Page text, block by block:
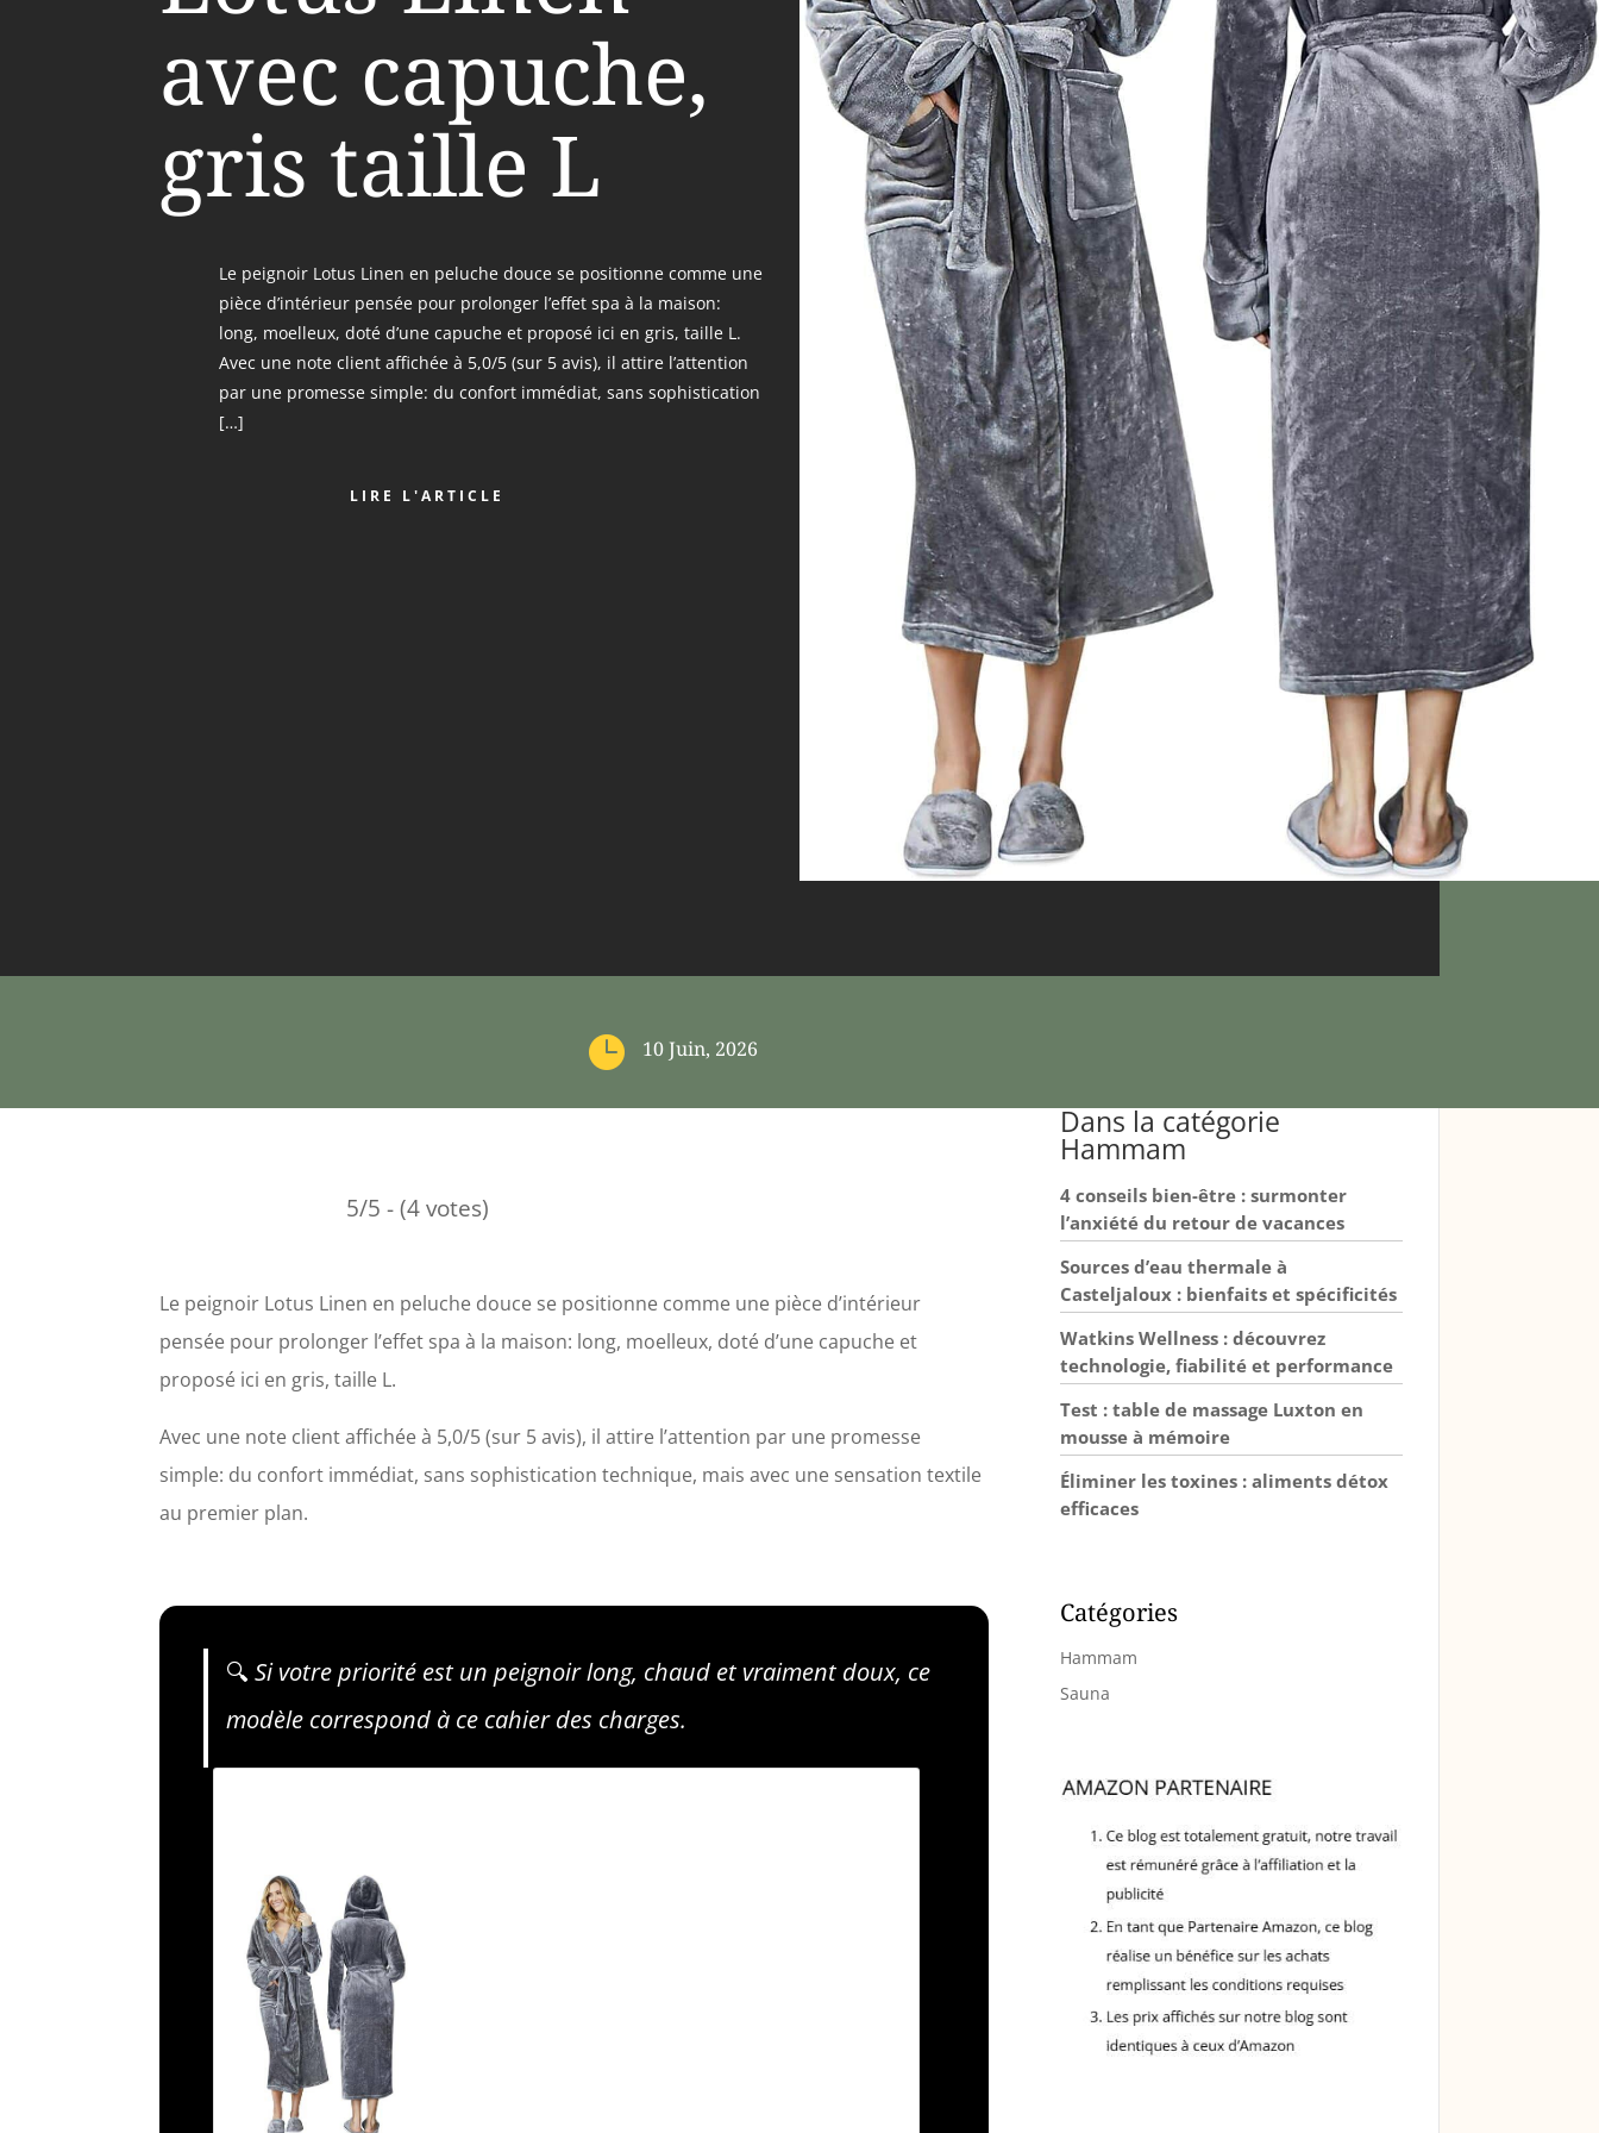
avec capuche,
gris taille L
Le peignoir Lotus Linen en peluche douce se positionne comme une
pièce d’intérieur pensée pour prolonger l’effet spa à la maison:
long, moelleux, doté d’une capuche et proposé ici en gris, taille L.
Avec une note client affichée à 5,0/5 (sur 5 avis), il attire l’attention
par une promesse simple: du confort immédiat, sans sophistication
[…]
LIRE L'ARTICLE
 10 Juin, 2026
5/5 - (4 votes)
Le peignoir Lotus Linen en peluche douce se positionne comme une pièce d’intérieur
pensée pour prolonger l’effet spa à la maison: long, moelleux, doté d’une capuche et
proposé ici en gris, taille L.
Avec une note client affichée à 5,0/5 (sur 5 avis), il attire l’attention par une promesse
simple: du confort immédiat, sans sophistication technique, mais avec une sensation textile
au premier plan.
🔍 Si votre priorité est un peignoir long, chaud et vraiment doux, ce
modèle correspond à ce cahier des charges.
Dans la catégorie
Hammam
4 conseils bien-être : surmonter
l’anxiété du retour de vacances
Sources d’eau thermale à
Casteljaloux : bienfaits et spécificités
Watkins Wellness : découvrez
technologie, fiabilité et performance
Test : table de massage Luxton en
mousse à mémoire
Éliminer les toxines : aliments détox
efficaces
Catégories
Hammam
Sauna